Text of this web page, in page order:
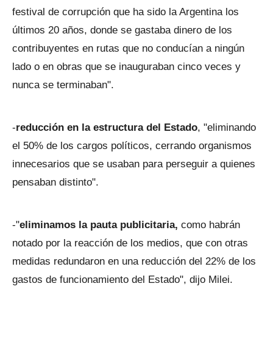
festival de corrupción que ha sido la Argentina los
últimos 20 años, donde se gastaba dinero de los
contribuyentes en rutas que no conducían a ningún
lado o en obras que se inauguraban cinco veces y
nunca se terminaban".
-reducción en la estructura del Estado, "eliminando
el 50% de los cargos políticos, cerrando organismos
innecesarios que se usaban para perseguir a quienes
pensaban distinto".
-"eliminamos la pauta publicitaria, como habrán
notado por la reacción de los medios, que con otras
medidas redundaron en una reducción del 22% de los
gastos de funcionamiento del Estado", dijo Milei.